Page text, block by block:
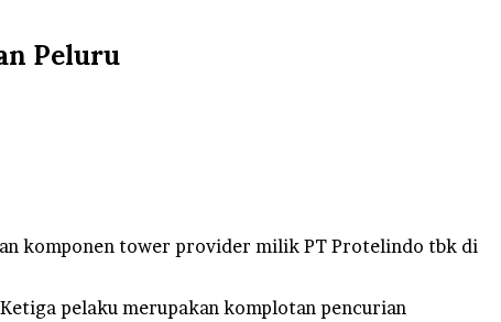
Peluru
komponen tower provider milik PT Protelindo tbk di
pelaku merupakan komplotan pencurian